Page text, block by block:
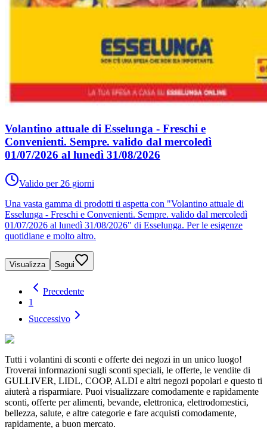
Volantino attuale di Esselunga - Freschi e
Convenienti. Sempre. valido dal mercoledì
01/07/2026 al lunedì 31/08/2026
Valido per 26 giorni
Una vasta gamma di prodotti ti aspetta con "Volantino attuale di
Esselunga - Freschi e Convenienti. Sempre. valido dal mercoledì
01/07/2026 al lunedì 31/08/2026" di Esselunga. Per le esigenze
quotidiane e molto altro.
Visualizza Segui
Precedente
1
Successivo
Tutti i volantini di sconti e offerte dei negozi in un unico luogo!
Troverai informazioni sugli sconti speciali, le offerte, le vendite di
GULLIVER, LIDL, COOP, ALDI e altri negozi popolari e questo ti
aiuterà a risparmiare. Puoi visualizzare comodamente e rapidamente
sconti, offerte per alimenti, bevande, elettronica, elettrodomestici,
bellezza, salute, e altre categorie e fare acquisti comodamente,
rapidamente, a buon mercato.